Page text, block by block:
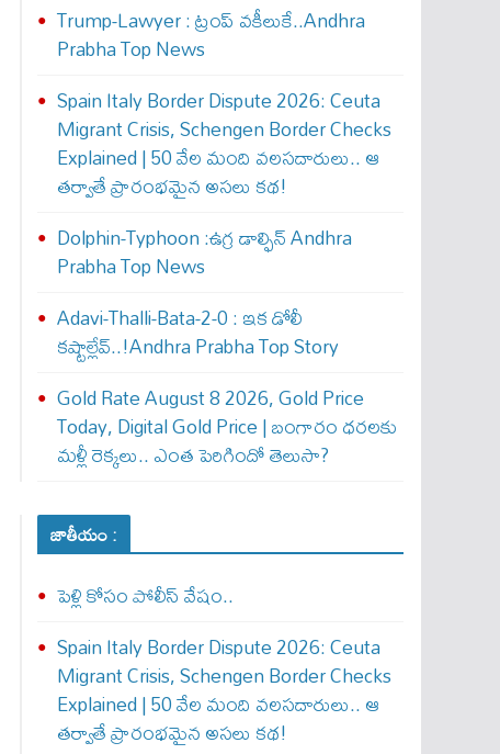
Trump-Lawyer : ట్రంప్ వ‌కీలుకే..Andhra
Prabha Top News
Spain Italy Border Dispute 2026: Ceuta
Migrant Crisis, Schengen Border Checks
Explained | 50 వేల మంది వలసదారులు.. ఆ
తర్వాతే ప్రారంభ‌మైన అసలు కథ!
Dolphin-Typhoon :ఉగ్ర డాల్ఫిన్ Andhra
Prabha Top News
Adavi-Thalli-Bata-2-0 : ఇక డోలీ
క‌ష్టాల్లేవ్..!Andhra Prabha Top Story
Gold Rate August 8 2026, Gold Price
Today, Digital Gold Price | బంగారం ధరలకు
మళ్లీ రెక్కలు.. ఎంత పెరిగిందో తెలుసా?
జాతీయం :
పెళ్లి కోసం పోలీస్ వేషం..
Spain Italy Border Dispute 2026: Ceuta
Migrant Crisis, Schengen Border Checks
Explained | 50 వేల మంది వలసదారులు.. ఆ
తర్వాతే ప్రారంభ‌మైన అసలు కథ!